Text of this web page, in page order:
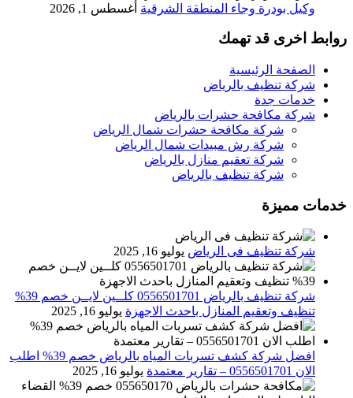
وكيل بودرة وجاء المنطقة الشرقية أغسطس 1, 2026
روابط اخرى قد تهمك
الصفحة الرئيسية
شركة تنظيف بالرياض
خدمات جدة
شركة مكافحة حشرات بالرياض
شركة مكافحة حشرات شمال الرياض
شركة رش مبيدات شمال الرياض
شركة تعقيم منازل بالرياض
شركة تنظيف بالرياض
خدمات مميزة
شركة تنظيف فى الرياض يوليو 16, 2025
شركة تنظيف بالرياض 0556501701 كلــين لايــن خصم 39%
تنظيف وتعقيم المنازل باحدث الاجهزة يوليو 16, 2025
افضل شركة كشف تسربات المياه بالرياض خصم 39% اطلب
الان 0556501701‬‏ – تقارير معتمدة
يوليو 16, 2025